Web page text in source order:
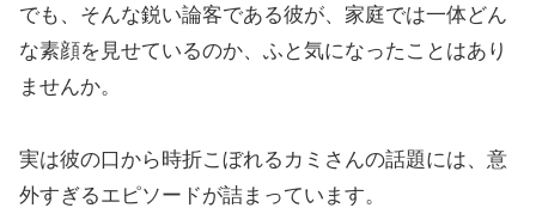
でも、そんな鋭い論客である彼が、家庭では一体どん
な素顔を見せているのか、ふと気になったことはあり
ませんか。
実は彼の口から時折こぼれるカミさんの話題には、意
外すぎるエピソードが詰まっています。